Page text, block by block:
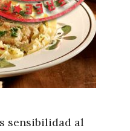
sensibilidad al